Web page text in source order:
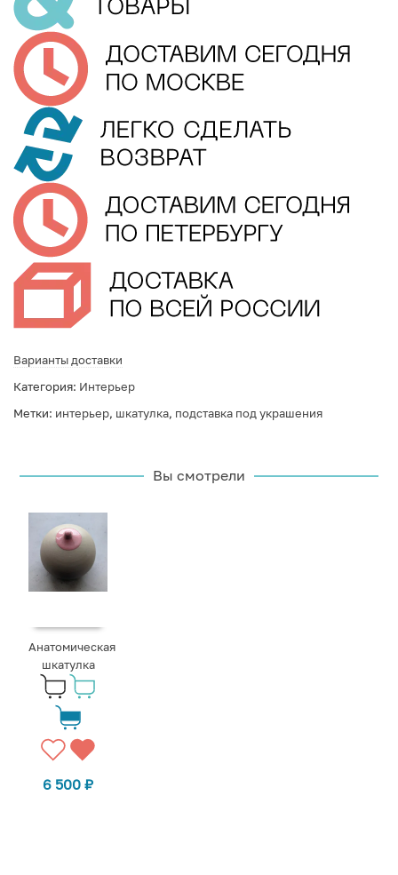
Варианты доставки
Категория: Интерьер
Метки: интерьер, шкатулка, подставка под украшения
Вы смотрели
Анатомическая
шкатулка
6 500₽